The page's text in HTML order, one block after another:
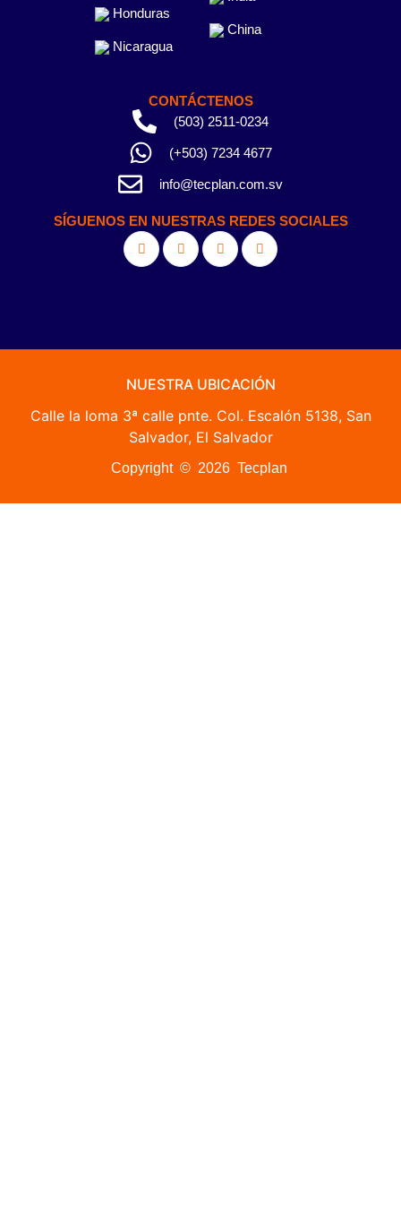
Honduras
Nicaragua
China
CONTÁCTENOS
(503) 2511-0234
(+503) 7234 4677
info@tecplan.com.sv
SÍGUENOS EN NUESTRAS REDES SOCIALES
NUESTRA UBICACIÓN
Calle la loma 3ª calle pnte. Col. Escalón 5138, San
Salvador, El Salvador
Copyright © 2026 Tecplan